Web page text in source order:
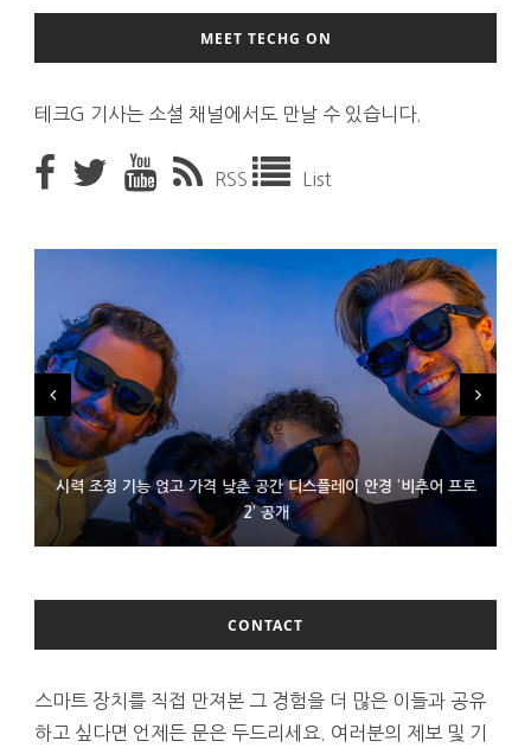
MEET TECHG ON
테크G 기사는 소셜 채널에서도 만날 수 있습니다.
RSS List
시력 조정 기능 얹고 가격 낮춘 공간 디스플레이 안경 ‘비추어 프로
2’ 공개
D램 부족에 10억달러어치 아이폰18 프로세서 패키징 대기 중
300~400달러 반지형 스피커 준비하는 오픈AI
CONTACT
스마트 장치를 직접 만져본 그 경험을 더 많은 이들과 공유
하고 싶다면 언제든 문은 두드리세요. 여러분의 제보 및 기